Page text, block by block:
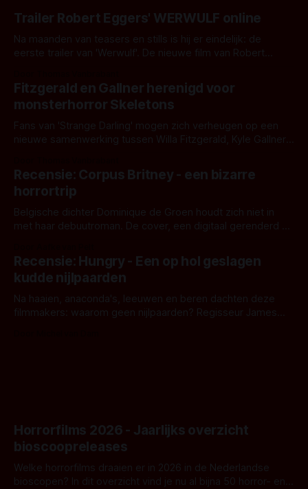
Trailer Robert Eggers' WERWULF online
Na maanden van teasers en stills is hij er eindelijk: de
eerste trailer van 'Werwulf'. De nieuwe film van Robert
kille stijl vol folklore en mythe. Het topic deze keer is (kon
het het al raden?)... de weerwolf. Kijk je mee?
Fitzgerald en Gallner herenigd voor
monsterhorror Skeletons
Fans van 'Strange Darling' mogen zich verheugen op een
nieuwe samenwerking tussen Willa Fitzgerald, Kyle Gallner
'Skeletons', een nieuwe creature feature waarvoor de
opnames zijn gestart in Australië.
Recensie: Corpus Britney - een bizarre
horrortrip
Belgische dichter Dominique de Groen houdt zich niet in
met haar debuutroman. De cover, een digitaal gerenderd en
achtergrond, belooft iets kleurrijks maar onheilspellends,
iets ongrijpbaars. En dat maakt De Groen met ieder woord
waar.
Recensie: Hungry - Een op hol geslagen
kudde nijlpaarden
Na haaien, anaconda's, leeuwen en beren dachten deze
filmmakers: waarom geen nijlpaarden? Regisseur James
Horrorfilms 2026 - Jaarlijks overzicht
bioscoopreleases
Welke horrorfilms draaien er in 2026 in de Nederlandse
bioscopen? In dit overzicht vind je nu al bijna 50 horror- en